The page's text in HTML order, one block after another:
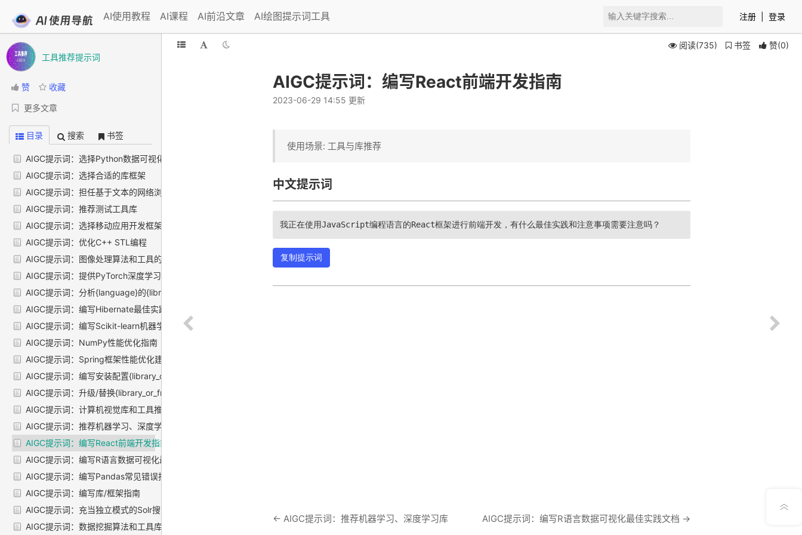
AI使用教程 AI课程 AI前沿文章 AI绘图提示词工具 注册 登录
工具推荐提示词
赞 收藏
更多文章
目录 搜索 书签
AIGC提示词：选择Python数据可视化工具
AIGC提示词：选择合适的库框架
AIGC提示词：担任基于文本的网络浏览器
AIGC提示词：推荐测试工具库
AIGC提示词：选择移动应用开发框架
AIGC提示词：优化C++ STL编程
AIGC提示词：图像处理算法和工具的库推荐
AIGC提示词：提供PyTorch深度学习建议
AIGC提示词：分析{language}的{library_or_framework}的优势劣势
AIGC提示词：编写Hibernate最佳实践文档
AIGC提示词：编写Scikit-learn机器学习错误和注意事项
AIGC提示词：NumPy性能优化指南
AIGC提示词：Spring框架性能优化建议
AIGC提示词：编写安装配置{library_or_framework}的文档
AIGC提示词：升级/替换{library_or_framework}技术指南
AIGC提示词：计算机视觉库和工具推荐
AIGC提示词：推荐机器学习、深度学习库
AIGC提示词：编写React前端开发指南
AIGC提示词：编写R语言数据可视化最佳实践文档
AIGC提示词：编写Pandas常见错误指南
AIGC提示词：编写库/框架指南
AIGC提示词：充当独立模式的Solr搜索引擎
AIGC提示词：数据挖掘算法和工具库推荐
阅读(735) 书签 赞(0)
AIGC提示词：编写React前端开发指南
2023-06-29 14:55 更新
使用场景: 工具与库推荐
中文提示词
我正在使用JavaScript编程语言的React框架进行前端开发，有什么最佳实践和注意事项需要注意吗？
复制提示词
← AIGC提示词：推荐机器学习、深度学习库 AIGC提示词：编写R语言数据可视化最佳实践文档 →